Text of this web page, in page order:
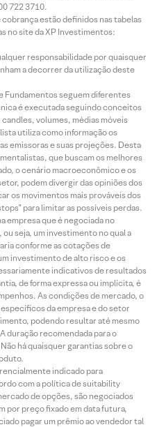
722 3710.
estão definidos nas tabelas
no site da XP Investimentos:
responsabilidade por quaisquer
a decorrer da utilização deste
Fundamentos seguem diferentes
é executada seguindo conceitos
volumes, médias móveis
utiliza como informação os
emissoras e suas projeções. Desta
que buscam os melhores
o cenário macroeconômico e os
podem divergir das opiniões dos
os movimentos mais prováveis dos
para limitar as possíveis perdas.
empresa que é negociada no
seja, um investimento no qual a
conforme as cotações de
investimento de alto risco e os
indicativos de resultados
de forma expressa ou implícita, é
As condições de mercado, o
da empresa e do setor
podendo resultar até mesmo
duração recomendada para o
há quaisquer garantias sobre o
indicado para
com a política de suitability
de opções, são negociados
por preço fixado em data futura,
pagar um prêmio ao vendedor tal